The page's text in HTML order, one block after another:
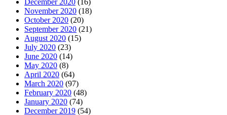
November 2020 (18)
October 2020 (20)
September 2020 (21)
August 2020 (15)
July 2020 (23)
June 2020 (14)
May 2020 (8)
April 2020 (64)
March 2020 (97)
February 2020 (48)
January 2020 (74)
December 2019 (54)